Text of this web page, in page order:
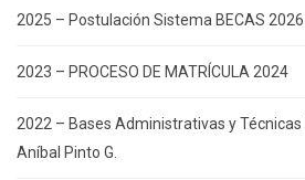
2025 – Postulación Sistema BECAS 2026
2023 – PROCESO DE MATRÍCULA 2024
2022 – Bases Administrativas y
Aníbal Pinto G.